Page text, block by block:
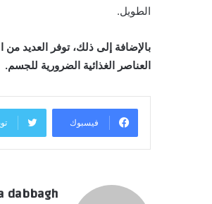
الطويل.
بالإضافة إلى ذلك، توفر العديد
العناصر الغذائية الضرورية للجسم.
فيسبوك
dabbagh